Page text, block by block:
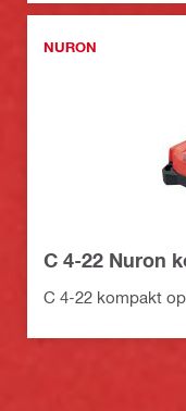
NURON
C 4-22 Nuron
C 4-22 kompakt